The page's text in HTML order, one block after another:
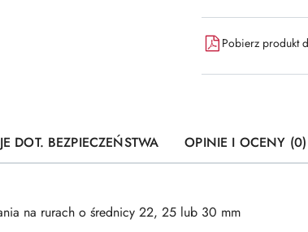
Pobierz produkt
DOT. BEZPIECZEŃSTWA OPINIE I OCENY (0)
na rurach o średnicy 22, 25 lub 30 mm